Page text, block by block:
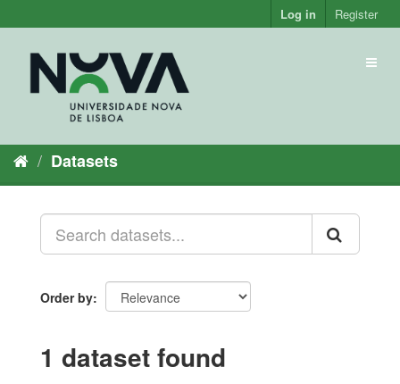
to
Log in Register
Datasets
Order by
1 dataset found